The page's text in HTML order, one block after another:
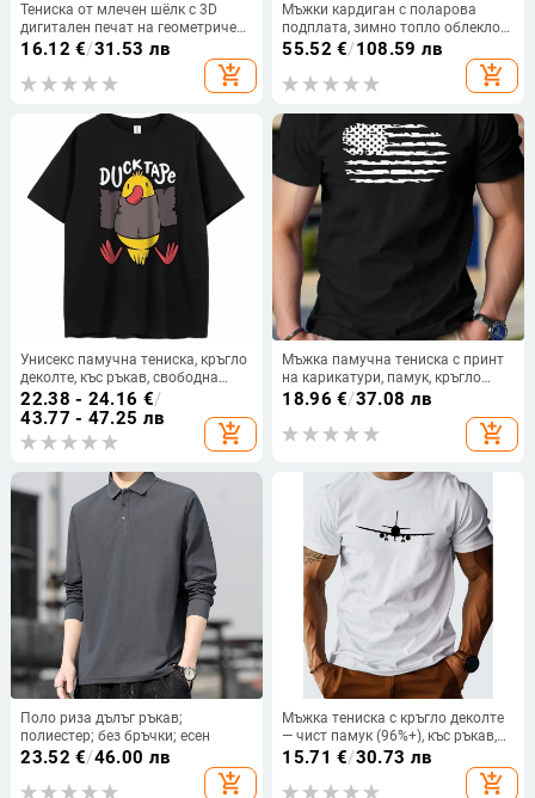
Тениска от млечен шёлк с 3D
дигитален печат на геометричен
мотив, свободна кройка, кръгло
16.12 €/31.53 лв
add_shopping_cart
Мъжки кардиган с поларова
подплата, зимно топло облекло
за възрастни
55.52 €/108.59 лв
add_shopping_cart
Унисекс памучна тениска, кръгло
деколте, къс ръкав, свободна
кроя, карикатурен принт
22.38 - 24.16 €/
43.77 - 47.25 лв
add_shopping_cart
Мъжка памучна тениска с принт
на карикатури, памук, кръгло
деколте, къс ръкав, свободна
18.96 €/37.08 лв
add_shopping_cart
Поло риза дълъг ръкав;
полиестер; без бръчки; есен
23.52 €/46.00 лв
add_shopping_cart
Мъжка тениска с кръгло деколте
— чист памук (96%+), къс ръкав,
американски ретро стил, принт
15.71 €/30.73 лв
add_shopping_cart